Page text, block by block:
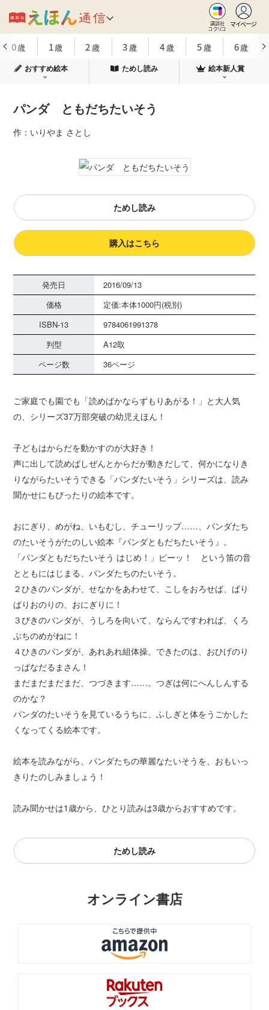
講談社
コクリコ
マイページ
0歳 1歳 2 歳 3歳 4歳 5歳 6歳
おすすめ絵本 ためし読み 絵本新人賞
パンダ ともだちたいそう
作：いりやま さとし
ためし読み
購入はこちら
発売日
2016/09/13
価格
定価:本体1000円(税別)
ISBN-13
9784061991378
判型
A12取
ページ数
36ページ
ご家庭でも園でも「読めばかならずもりあがる！」と大人気
の、シリーズ37万部突破の幼児えほん！
子どもはからだを動かすのが大好き！
声に出して読めばしぜんとからだが動きだして、何かになりき
りながらたいそうできる「パンダたいそう」シリーズは、読み
聞かせにもぴったりの絵本です。
おにぎり、めがね、いもむし、チューリップ……、パンダたち
のたいそうがたのしい絵本『パンダともだちたいそう』。
「パンダともだちたいそう はじめ！」ピーッ！ という笛の音
とともにはじまる、パンダたちのたいそう。
２ひきのパンダが、せなかをあわせて、こしをおろせば、ぱり
ぱりおのりの、おにぎりに！
３びきのパンダが、うしろを向いて、ならんですわれば、くろ
ぶちのめがねに！
４ひきのパンダが、あれあれ組体操。できたのは、おひげのり
っぱなだるまさん！
まだまだまだまだ、つづきます……。つぎは何にへんしんする
のかな？
パンダのたいそうを見ているうちに、ふしぎと体をうごかした
くなってくる絵本です。
絵本を読みながら、パンダたちの華麗なたいそうを、おもいっ
きりたのしみましょう！
読み聞かせは1歳から、ひとり読みは3歳からおすすめです。
ためし読み
オンライン書店